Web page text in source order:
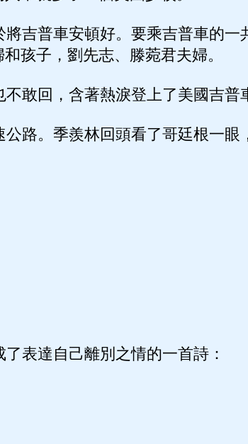
吉普車安頓好。要乘吉普車的一
孩子，劉先志、滕菀君夫婦。
敢回，含著熱淚登上了美國吉普
路。季羨林回頭看了哥廷根一眼
表達自己離別之情的一首詩：